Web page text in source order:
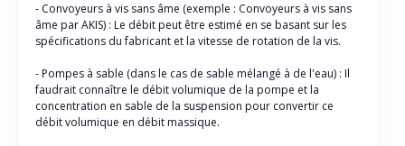
- Convoyeurs à vis sans âme (exemple : Convoyeurs à vis sans
âme par AKIS) : Le débit peut être estimé en se basant sur les
spécifications du fabricant et la vitesse de rotation de la vis.
- Pompes à sable (dans le cas de sable mélangé à de l'eau) : Il
faudrait connaître le débit volumique de la pompe et la
concentration en sable de la suspension pour convertir ce
débit volumique en débit massique.